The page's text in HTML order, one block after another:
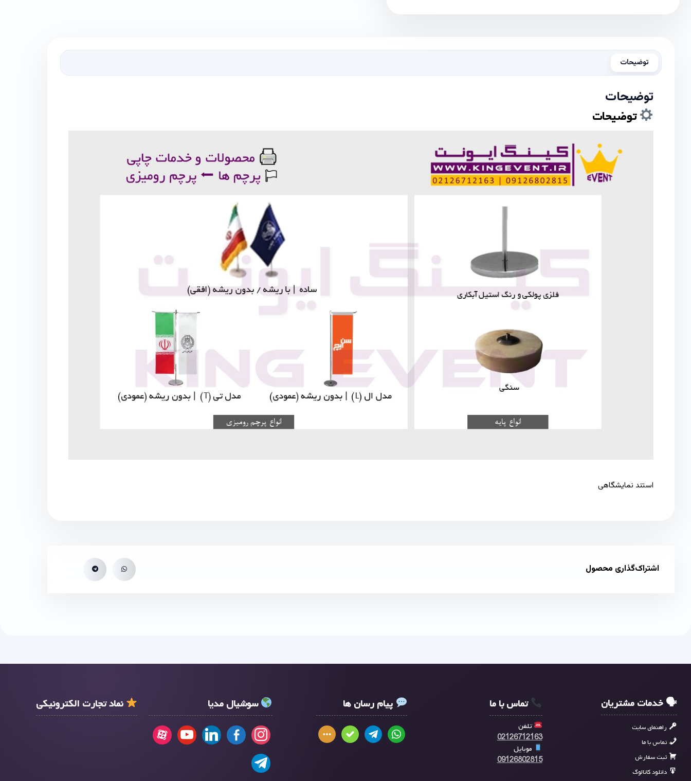
توضیحات
توضیحات
توضیحات
استند نمایشگاهی
اشتراک‌گذاری محصول
🗣 خدمات مشتریان
راهنمای سایت
تماس با ما
ثبت سفارش
دانلود کاتالوگ
تماس با ما
تلفن
02126712163
موبایل
09126802815
پیام رسان ها سوشیال مدیا نماد تجارت الکترونیکی